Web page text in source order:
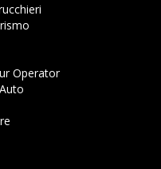
Operator